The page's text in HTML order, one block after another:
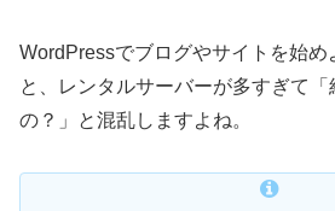
WordPressでブログやサイトを始め
と、レンタルサーバーが多すぎて
の？」と混乱しますよね。